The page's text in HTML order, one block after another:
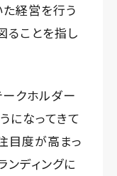
た経営を行う
ることを指し
クホルダー
になってきて
目度が高まっ
ンディングに